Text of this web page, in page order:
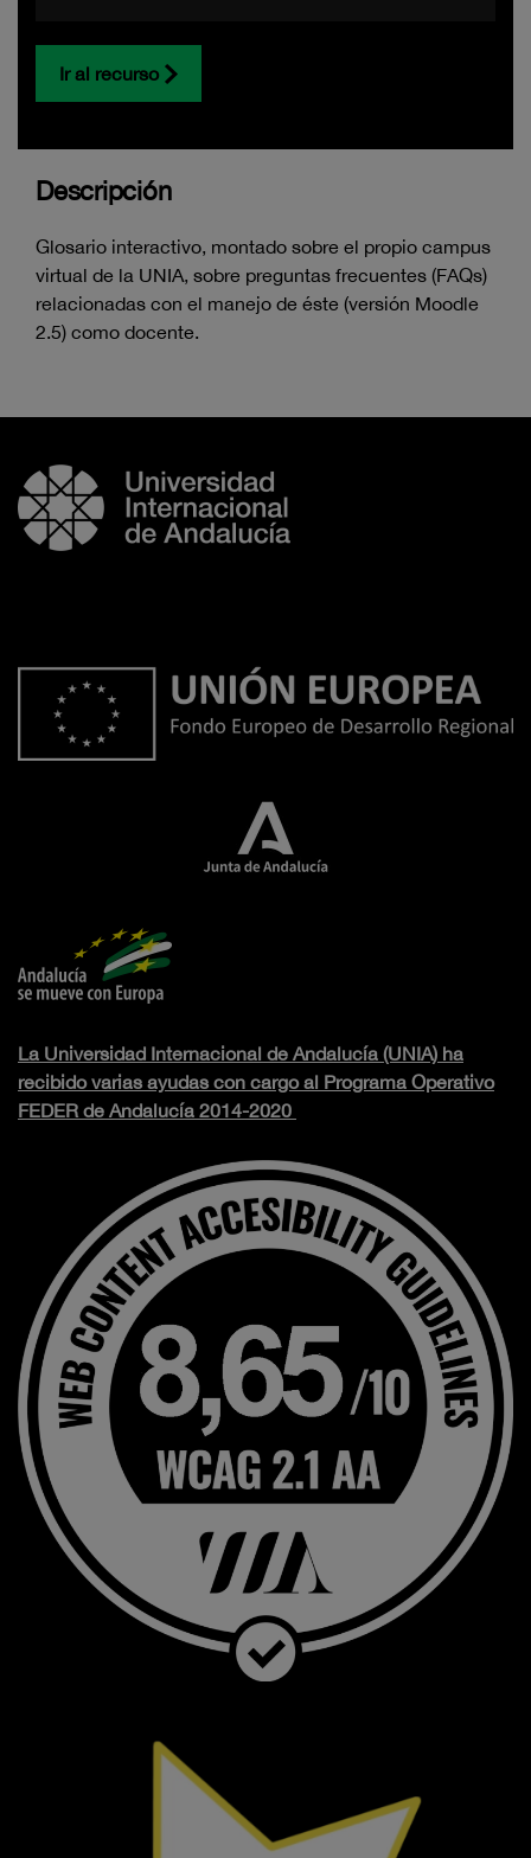
Ir al recurso
Descripción
Glosario interactivo, montado sobre el propio campus
virtual de la UNIA, sobre preguntas frecuentes (FAQs)
relacionadas con el manejo de éste (versión Moodle
2.5) como docente.
La Universidad Internacional de Andalucía (UNIA) ha
recibido varias ayudas con cargo al Programa Operativo
FEDER de Andalucía 2014-2020